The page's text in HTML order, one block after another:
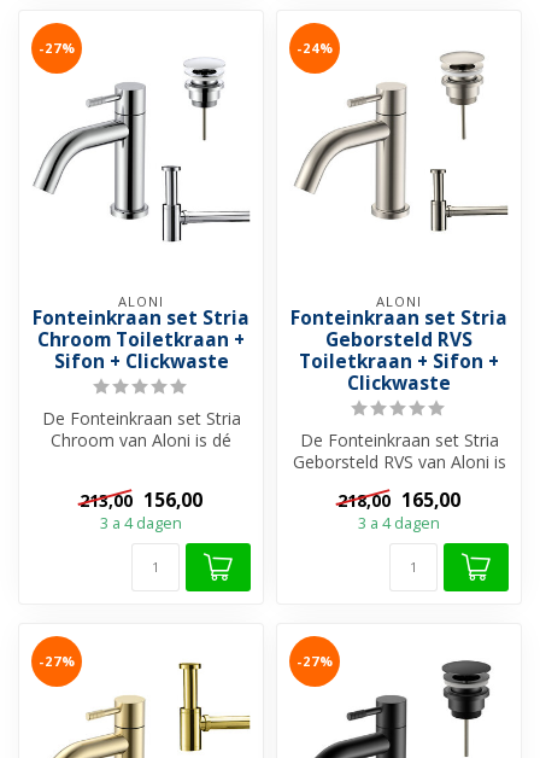
-27%
ALONI
Fonteinkraan set Stria
Chroom Toiletkraan +
Sifon + Clickwaste
De Fonteinkraan set Stria
Chroom van Aloni is dé
moderne ...
213,00 156,00
3 a 4 dagen
-24%
ALONI
Fonteinkraan set Stria
Geborsteld RVS
Toiletkraan + Sifon +
Clickwaste
De Fonteinkraan set Stria
Geborsteld RVS van Aloni is
dé keuze voor een luxe en
...
218,00 165,00
3 a 4 dagen
-27% -27%